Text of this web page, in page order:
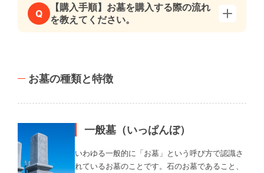
Q
【購入手順】お墓を購入する際の流れ
を教えてください。
お墓の種類と特徴
一般墓（いっぱんぼ）
いわゆる一般的に「お墓」という呼び方で認識さ
れているお墓のことです。石のお墓であること、